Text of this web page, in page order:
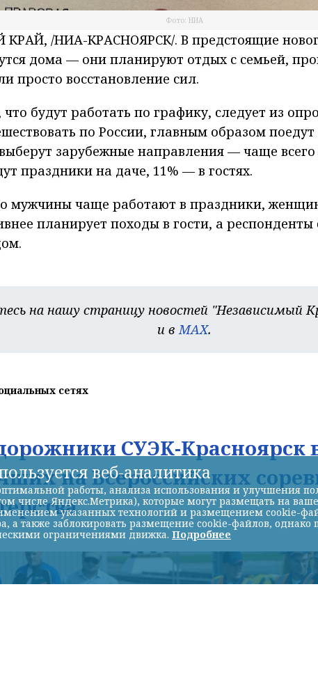
Фото: НИА
/НИА-КРАСНОЯРСК/. В предстоящие
дома — они планируют отдых с семьей,
просто восстановление сил.
будут работать по графику, следует из
по России, главным образом
зарубежные направления — чаще
праздники на даче, 11% — в гостях.
мужчины чаще работают в праздники,
планирует походы в гости, а
на нашу страницу новостей "Независимый
и вMAX.
сетях
СУЭК-Красноярск
на Всероссийских
веб-аналитика
работы, анализа использования и улучшения
числе Яндекс.Метрика), которые могут размещать на
указанных технологий и размещением cookie-
а также заблокировать размещение cookie-файлов,
ограничениями движка. Подробнее